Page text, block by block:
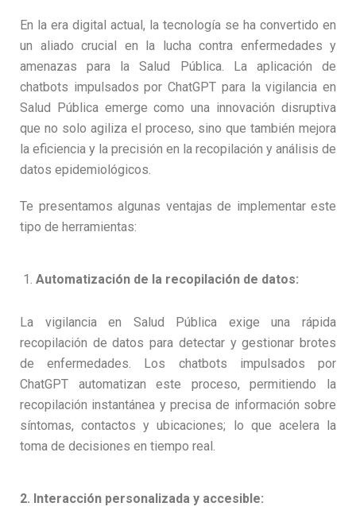
En la era digital actual, la tecnología se ha convertido en
un aliado crucial en la lucha contra enfermedades y
amenazas para la Salud Pública. La aplicación de
chatbots impulsados por ChatGPT para la vigilancia en
Salud Pública emerge como una innovación disruptiva
que no solo agiliza el proceso, sino que también mejora
la eficiencia y la precisión en la recopilación y análisis de
datos epidemiológicos.
Te presentamos algunas ventajas de implementar este
tipo de herramientas:
Automatización de la recopilación de datos:
La vigilancia en Salud Pública exige una rápida
recopilación de datos para detectar y gestionar brotes
de enfermedades. Los chatbots impulsados por
ChatGPT automatizan este proceso, permitiendo la
recopilación instantánea y precisa de información sobre
síntomas, contactos y ubicaciones; lo que acelera la
toma de decisiones en tiempo real.
2. Interacción personalizada y accesible: